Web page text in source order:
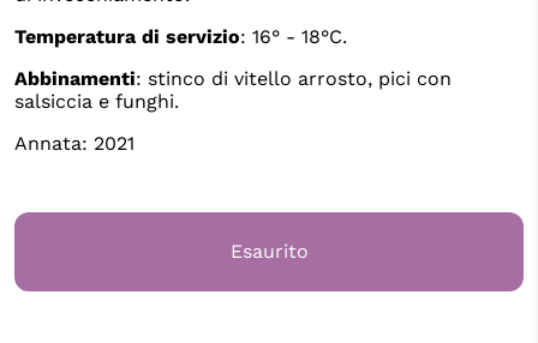
Temperatura di servizio: 16° - 18°C.
Abbinamenti: stinco di vitello arrosto, pici con
salsiccia e funghi.
Annata: 2021
Esaurito